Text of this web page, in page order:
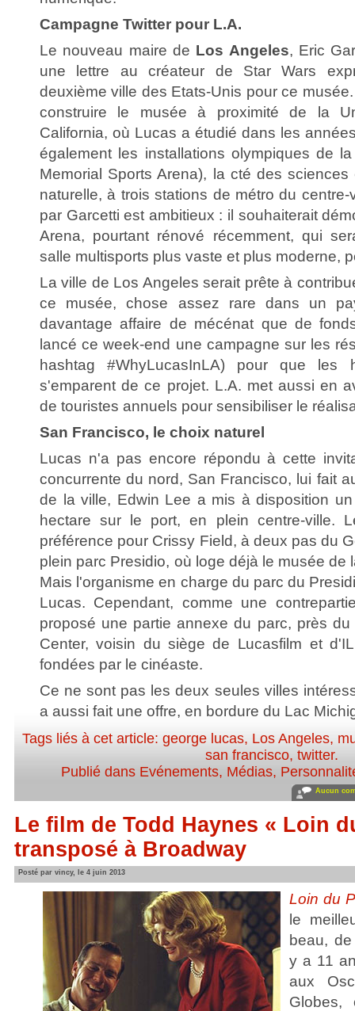
Campagne Twitter pour L.A.
Le nouveau maire de Los Angeles, Eric
une lettre au créateur de Star Wars
deuxième ville des Etats-Unis pour ce
construire le musée à proximité de la
California, où Lucas a étudié dans les
également les installations olympiques de
Memorial Sports Arena), la cté des
naturelle, à trois stations de métro du
par Garcetti est ambitieux : il souhaiterait
Arena, pourtant rénové récemment, qui
salle multisports plus vaste et plus moderne,
La ville de Los Angeles serait prête à
ce musée, chose assez rare dans un
davantage affaire de mécénat que de
lancé ce week-end une campagne sur les
hashtag #WhyLucasInLA) pour que les
s'emparent de ce projet. L.A. met aussi en
de touristes annuels pour sensibiliser le
San Francisco, le choix naturel
Lucas n'a pas encore répondu à cette
concurrente du nord, San Francisco, lui fait
de la ville, Edwin Lee a mis à disposition
hectare sur le port, en plein centre-ville.
préférence pour Crissy Field, à deux pas du
plein parc Presidio, où loge déjà le musée de
Mais l'organisme en charge du parc du
Lucas. Cependant, comme une
proposé une partie annexe du parc, près du
Center, voisin du siège de Lucasfilm et
fondées par le cinéaste.
Ce ne sont pas les deux seules villes
a aussi fait une offre, en bordure du Lac
Tags liés à cet article:george lucas, Los Angeles,
san francisco, twitter.
Publié dans Evénements, Médias,
Aucun
Le film de Todd Haynes « Loin
transposé à Broadway
Posté par vincy, le 4 juin 2013
Loin du
le
beau,
y a 11
aux